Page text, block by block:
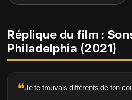
Réplique du film :
Philadelphia (2021)
❝Je te trouvais différents de ton